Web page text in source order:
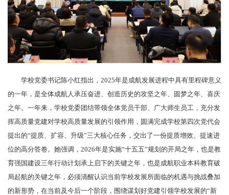
学校党委书记陈小红指出，2025年是成航发展进程中具有里程碑意义
的一年，是全体成航人承压奋进、创造历史的攻坚之年、圆梦之年、喜庆
之年。一年来，学校党委团结带领全体党员干部、广大师生员工，充分发
挥高质量党建对学校高质量发展的引领作用，圆满完成学校第四次党代会
提出的“提质、扩容、升级”三大核心任务，交出了一份提质增效、提速进
位的高分答卷。她强调，2026年是实施“十五五”规划的开局之年，也是教
育强国建设三年行动计划承上启下的关键之年，也是成航职业本科教育破
局起航的关键之年，必须清醒认识当前学校发展所面临的机遇与挑战叠加
的新形势，在当前及今后一个阶段，围绕谋划好党建引领学校发展的“新